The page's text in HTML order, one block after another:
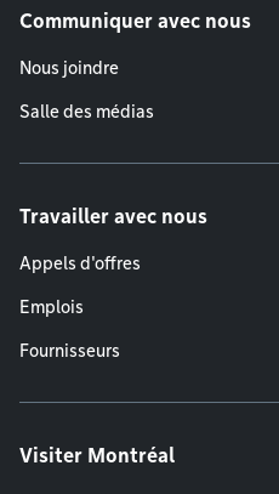
Communiquer avec nous
Nous joindre
Salle des médias
Travailler avec nous
Appels d'offres
Emplois
Fournisseurs
Visiter Montréal